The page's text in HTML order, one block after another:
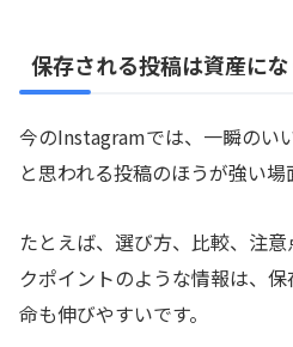
保存される投稿は資産に
今のInstagramでは、一瞬のい
と思われる投稿のほうが強い場
たとえば、選び方、比較、注
クポイントのような情報は、
命も伸びやすいです。